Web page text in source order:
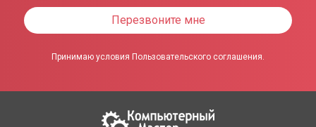
Перезвоните мне
Принимаю условия Пользовательского соглашения.